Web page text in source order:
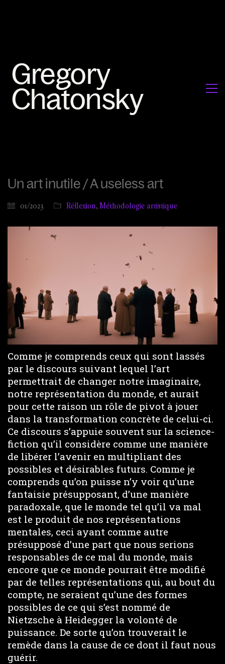
Un art inutile / A useless art
01/2023 Réflexion, Méthodologie artistique
Comme je comprends ceux qui sont lassés
par le discours suivant lequel l’art
permettrait de changer notre imaginaire,
notre représentation du monde, et aurait
pour cette raison un rôle de pivot à jouer
dans la transformation concrète de celui-ci.
Ce discours s’appuie souvent sur la science-
fiction qu’il considère comme une manière
de libérer l’avenir en multipliant des
possibles et désirables futurs. Comme je
comprends qu’on puisse n’y voir qu’une
fantaisie présupposant, d’une manière
paradoxale, que le monde tel qu’il va mal
est le produit de nos représentations
mentales, ceci ayant comme autre
présupposé d’une part que nous serions
responsables de ce mal du monde, mais
encore que ce monde pourrait être modifié
par de telles représentations qui, au bout du
compte, ne seraient qu’une des formes
possibles de ce qui s’est nommé de
Nietzsche à Heidegger la volonté de
puissance. De sorte qu’on trouverait le
remède dans la cause de ce dont il faut nous
guérir.